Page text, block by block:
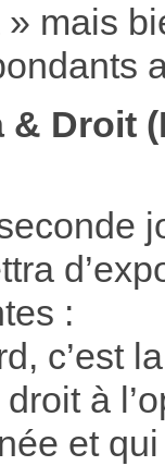
» mais
& Droit
:
c’est
droit à
et